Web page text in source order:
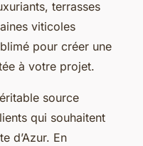
terrasses
viticoles
pour créer une
à votre projet.
source
qui souhaitent
d’Azur. En